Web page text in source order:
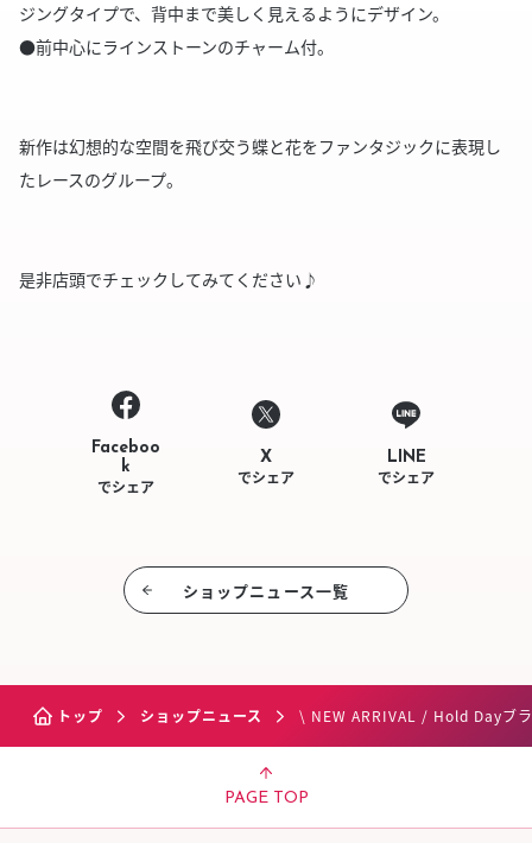
ジングタイプで、背中まで美しく見えるようにデザイン。
●前中心にラインストーンのチャーム付。
新作は幻想的な空間を飛び交う蝶と花をファンタジックに表現し
たレースのグループ。
是非店頭でチェックしてみてください♪
Faceboo
k
でシェア
X
でシェア
LINE
でシェア
ショップニュース⼀覧
トップ ショップニュース \ NEW ARRIVAL / Hold Dayブ
PAGE TOP